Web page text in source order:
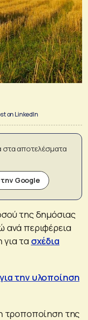
on LinkedIn
αποτελέσματα
Google
της δημόσιας
ανά περιφέρεια
τα σχέδια
την υλοποίηση
τροποποίηση της